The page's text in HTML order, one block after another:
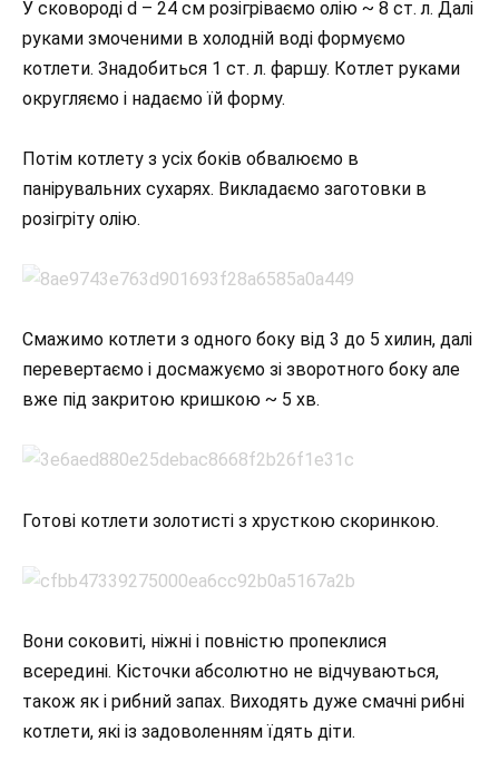
У сковороді d – 24 см розігріваємо олію ~ 8 ст. л. Далі
руками змоченими в холодній воді формуємо
котлети. Знадобиться 1 ст. л. фаршу. Котлет руками
округляємо і надаємо їй форму.
Потім котлету з усіх боків обвалюємо в
панірувальних сухарях. Викладаємо заготовки в
розігріту олію.
Смажимо котлети з одного боку від 3 до 5 хилин, далі
перевертаємо і досмажуємо зі зворотного боку але
вже під закритою кришкою ~ 5 хв.
Готові котлети золотисті з хрусткою скоринкою.
Вони соковиті, ніжні і повністю пропеклися
всередині. Кісточки абсолютно не відчуваються,
також як і рибний запах. Виходять дуже смачні рибні
котлети, які із задоволенням їдять діти.